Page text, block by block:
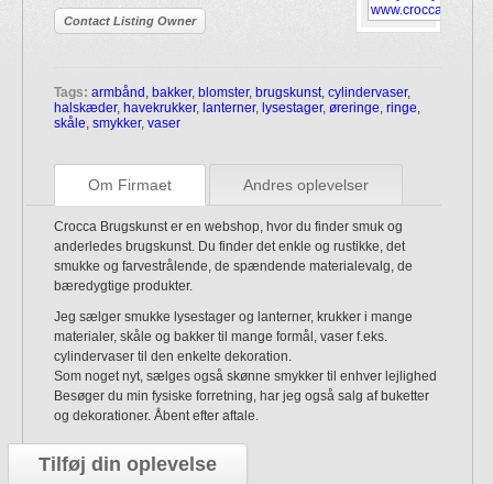
Contact Listing Owner
Tags: armbånd , bakker, blomster, brugskunst, cylindervaser,
halskæder, havekrukker, lanterner, lysestager, øreringe, ringe,
skåle, smykker, vaser
Om Firmaet Andres oplevelser
Crocca Brugskunst er en webshop, hvor du finder smuk og
anderledes brugskunst. Du finder det enkle og rustikke, det
smukke og farvestrålende, de spændende materialevalg, de
bæredygtige produkter.
Jeg sælger smukke lysestager og lanterner, krukker i mange
materialer, skåle og bakker til mange formål, vaser f.eks.
cylindervaser til den enkelte dekoration.
Som noget nyt, sælges også skønne smykker til enhver lejlighed
Besøger du min fysiske forretning, har jeg også salg af buketter
og dekorationer. Åbent efter aftale.
Tilføj din oplevelse